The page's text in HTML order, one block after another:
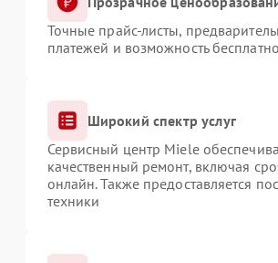
Точные прайс-листы,
платежей и возможность
Широкий спектр услуг
Сервисный центр Miele
качественный ремонт, включая
онлайн. Также предоставляется
техники